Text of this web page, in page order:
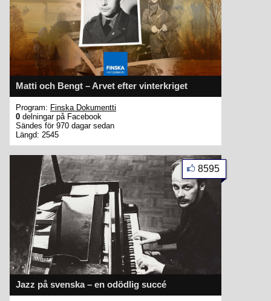
Matti och Bengt – Arvet efter vinterkriget
Program: Finska Dokumentti
0 delningar på Facebook
Sändes för 970 dagar sedan
Längd: 2545
Jazz på svenska – en odödlig succé
8595